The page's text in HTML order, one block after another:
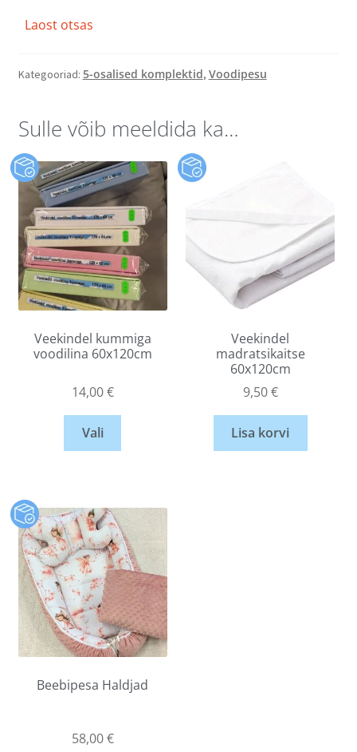
Laost otsas
Kategooriad: 5-osalised komplektid, Voodipesu
Sulle võib meeldida ka…
Veekindel kummiga
voodilina 60x120cm
14,00€
Vali
Veekindel
madratsikaitse
60x120cm
9,50€
Lisa korvi
Beebipesa Haldjad
58,00€